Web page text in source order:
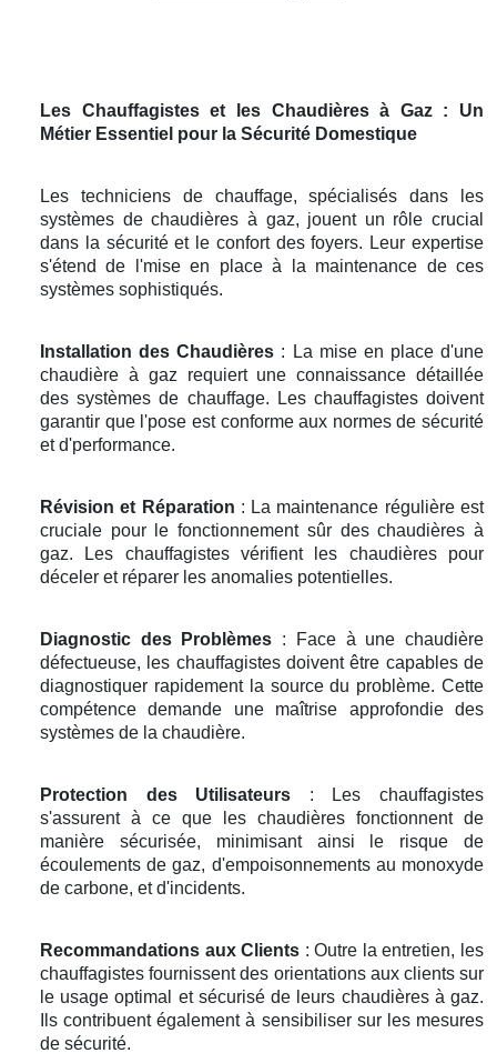
Les Chauffagistes et les Chaudières à Gaz : Un
Métier Essentiel pour la Sécurité Domestique
Les techniciens de chauffage, spécialisés dans les
systèmes de chaudières à gaz, jouent un rôle crucial
dans la sécurité et le confort des foyers. Leur expertise
s'étend de l'mise en place à la maintenance de ces
systèmes sophistiqués.
Installation des Chaudières : La mise en place d'une
chaudière à gaz requiert une connaissance détaillée
des systèmes de chauffage. Les chauffagistes doivent
garantir que l'pose est conforme aux normes de sécurité
et d'performance.
Révision et Réparation : La maintenance régulière est
cruciale pour le fonctionnement sûr des chaudières à
gaz. Les chauffagistes vérifient les chaudières pour
déceler et réparer les anomalies potentielles.
Diagnostic des Problèmes : Face à une chaudière
défectueuse, les chauffagistes doivent être capables de
diagnostiquer rapidement la source du problème. Cette
compétence demande une maîtrise approfondie des
systèmes de la chaudière.
Protection des Utilisateurs : Les chauffagistes
s'assurent à ce que les chaudières fonctionnent de
manière sécurisée, minimisant ainsi le risque de
écoulements de gaz, d'empoisonnements au monoxyde
de carbone, et d'incidents.
Recommandations aux Clients : Outre la entretien, les
chauffagistes fournissent des orientations aux clients sur
le usage optimal et sécurisé de leurs chaudières à gaz.
Ils contribuent également à sensibiliser sur les mesures
de sécurité.